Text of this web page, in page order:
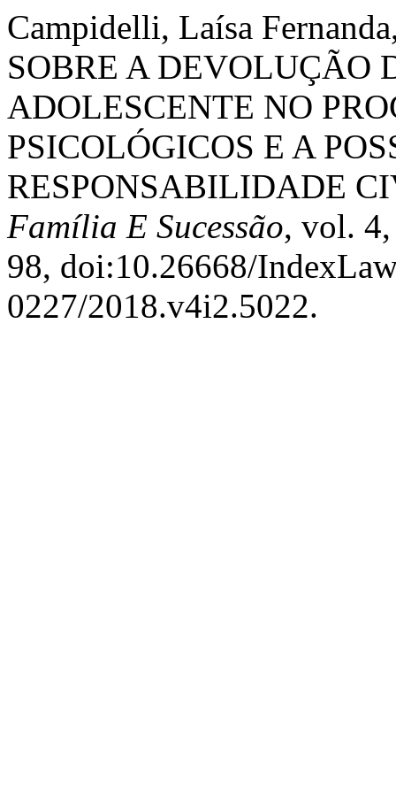
Campidelli, Laísa
SOBRE A DEVOLUÇÃO
ADOLESCENTE NO
PSICOLÓGICOS E A
RESPONSABILIDADE
Família E Sucessão, vol. 4,
98, doi:10.26668/
0227/2018.v4i2.5022.